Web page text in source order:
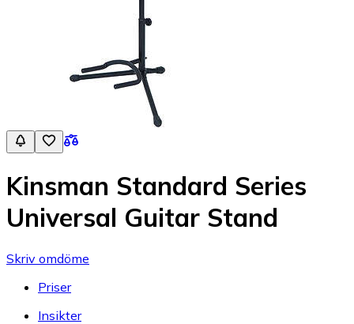
Kinsman Standard Series
Universal Guitar Stand
Skriv omdöme
Priser
Insikter